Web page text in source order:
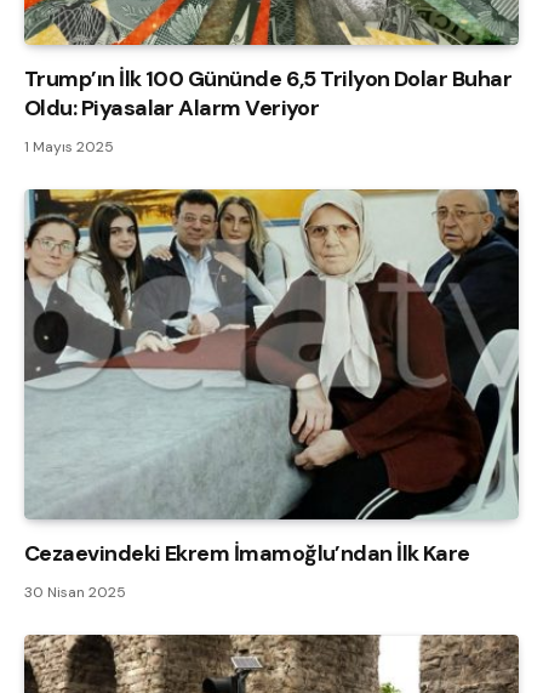
Trump’ın İlk 100 Gününde 6,5 Trilyon Dolar Buhar
Oldu: Piyasalar Alarm Veriyor
1 Mayıs 2025
Cezaevindeki Ekrem İmamoğlu’ndan İlk Kare
30 Nisan 2025